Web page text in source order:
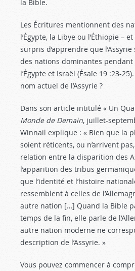
la Bible.
Les Écritures mentionnent des
l’Égypte, la Libye ou l’Éthiopie –
surpris d’apprendre que
des nations dominantes
l’Égypte et Israël (Ésaïe 19 :23-25
nom actuel de l’Assyrie ?
Dans son article intitulé « Un
Monde de Demain, juillet-
Winnail explique : « Bien que la
soient réticents, ou n’arrivent
relation entre la disparition des
l’apparition des tribus
que l’identité et l’histoire
ressemblent à celles de
autre nation […] Quand la Bible
temps de la fin, elle parle de
autre nation moderne ne
description de l’Assyrie. »
Vous pouvez commencer à